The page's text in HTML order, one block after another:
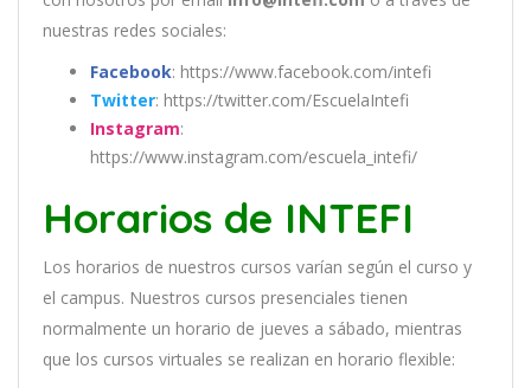
nuestras redes sociales:
Facebook: https://www.facebook.com/intefi
Twitter: https://twitter.com/EscuelaIntefi
Instagram:
https://www.instagram.com/escuela_intefi/
Horarios de INTEFI
Los horarios de nuestros cursos varían según el curso y
el campus. Nuestros cursos presenciales tienen
normalmente un horario de jueves a sábado, mientras
que los cursos virtuales se realizan en horario flexible: